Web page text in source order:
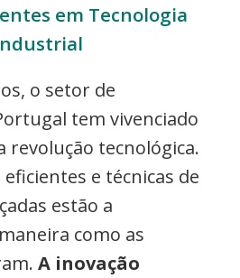
em Tecnologia
o setor de
tem vivenciado
revolução tecnológica.
e técnicas de
estão a
como as
A inovação